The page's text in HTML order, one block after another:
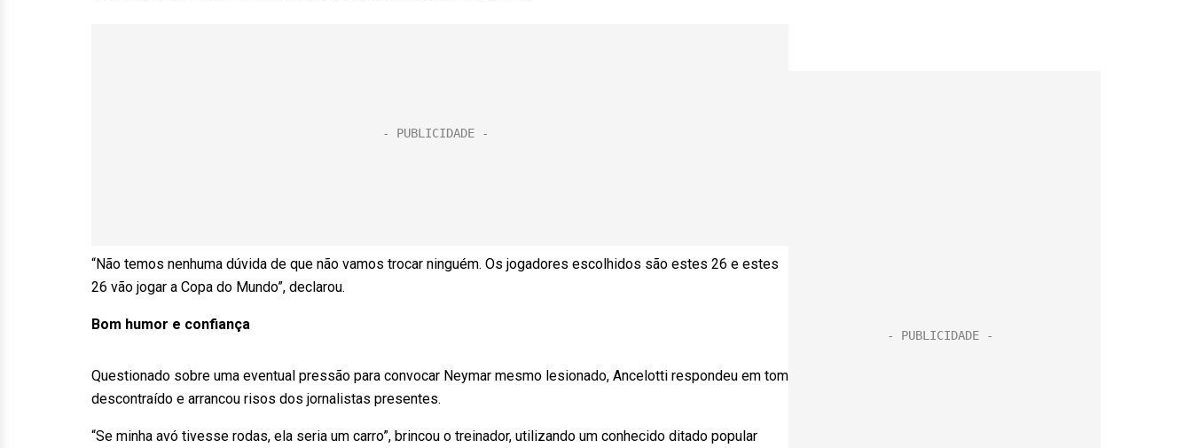
“Não temos nenhuma dúvida de que não vamos trocar ninguém. Os jogadores escolhidos são estes 26 e estes
26 vão jogar a Copa do Mundo”, declarou.
Bom humor e confiança
Questionado sobre uma eventual pressão para convocar Neymar mesmo lesionado, Ancelotti respondeu em tom
descontraído e arrancou risos dos jornalistas presentes.
“Se minha avó tivesse rodas, ela seria um carro”, brincou o treinador, utilizando um conhecido ditado popular